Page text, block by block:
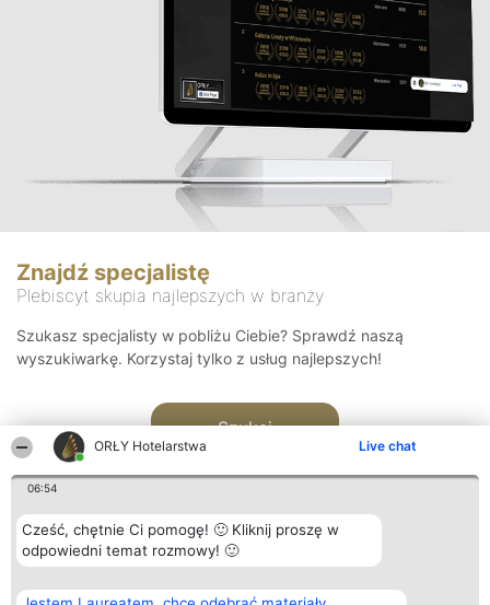
ORŁY Hotelarstwa Live chat
06:54
Cześć, chętnie Ci pomogę! 🙂 Kliknij proszę w
odpowiedni temat rozmowy! 🙂
Znajdź specjalistę
Plebiscyt skupia najlepszych w branży
Szukasz specjalisty w pobliżu Ciebie? Sprawdź naszą
wyszukiwarkę. Korzystaj tylko z usług najlepszych!
Szukaj
Organizator plebiscytu Plebiscyt Kontakt